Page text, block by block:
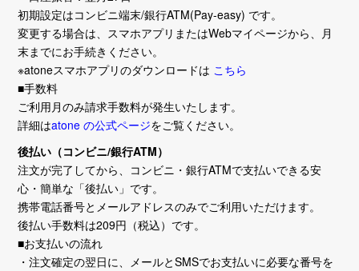
初期設定はコンビニ端末/銀行ATM(Pay-easy) です。
変更する場合は、スマホアプリまたはWebマイページから、月
末までにお手続きください。
※atoneスマホアプリのダウンロードは こちら
■手数料
ご利用月のみ請求手数料が発生いたします。
詳細はatone の公式ページをご覧ください。
後払い（コンビニ/銀行ATM）
注文が完了してから、コンビニ・銀行ATMで支払いできる安
心・簡単な「後払い」です。
携帯電話番号とメールアドレスのみでご利用いただけます。
後払い手数料は209円（税込）です。
■お支払いの流れ
・注文確定の翌日に、メールとSMSでお支払いに必要な番号を